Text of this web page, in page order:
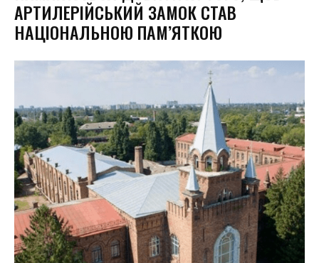
АРТИЛЕРІЙСЬКИЙ ЗАМОК СТАВ
НАЦІОНАЛЬНОЮ ПАМ’ЯТКОЮ